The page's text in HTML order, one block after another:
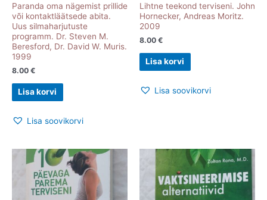
Paranda oma nägemist prillide
või kontaktläätsede abita.
Uus silmaharjutuste
programm. Dr. Steven M.
Beresford, Dr. David W. Muris.
1999
8.00 €
Lisa korvi
Lisa soovikorvi
Lihtne teekond terviseni. John
Hornecker, Andreas Moritz.
2009
8.00 €
Lisa korvi
Lisa soovikorvi